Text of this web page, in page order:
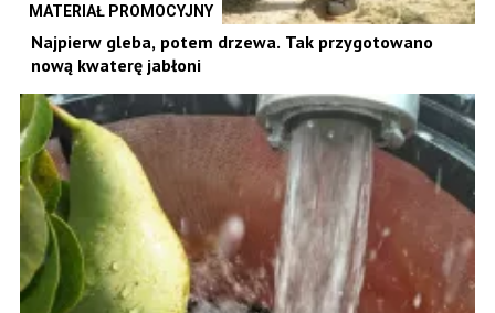
MATERIAŁ PROMOCYJNY
Najpierw gleba, potem drzewa. Tak przygotowano
nową kwaterę jabłoni